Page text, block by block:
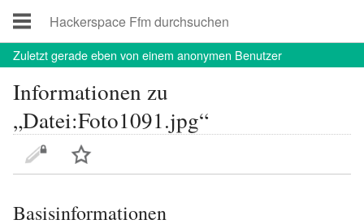
Zuletztgerade eben von einem anonymen Benutzer
Informationen zu
„Datei:Foto1091.jpg“
Basisinformationen